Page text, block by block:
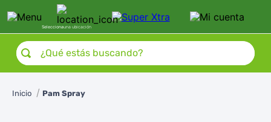
Seleccionauna ubicación
¿Qué estás buscando?
Pam Spray